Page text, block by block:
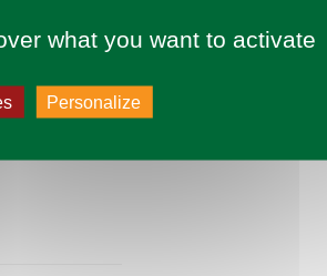
what you want to activate
Personalize